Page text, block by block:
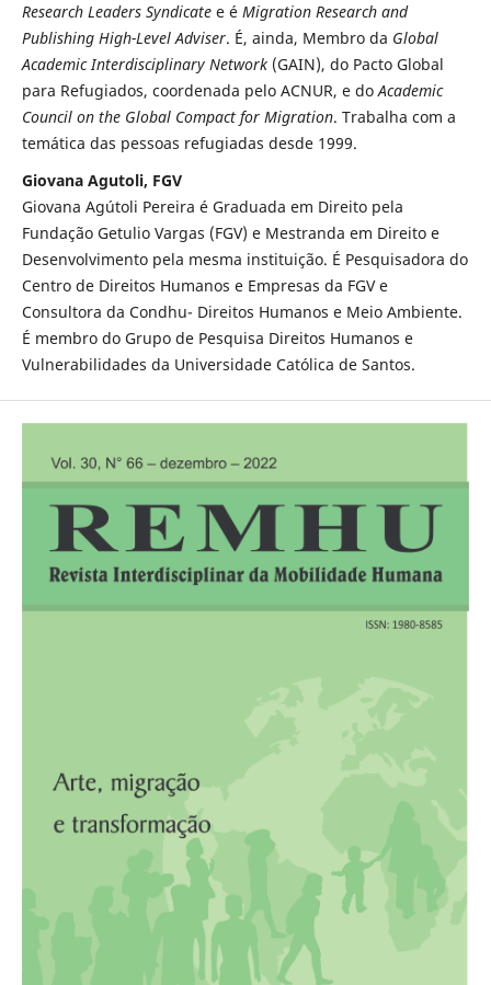
Research Leaders Syndicatee é Migration Research and
Publishing High-Level Adviser. É, ainda, Membro da Global
Academic Interdisciplinary Network(GAIN), do Pacto Global
para Refugiados, coordenada pelo ACNUR, e doAcademic
Council on the Global Compact for Migration. Trabalha com a
temática das pessoas refugiadas desde 1999.
Giovana Agutoli, FGV
Giovana Agútoli Pereira é Graduada em Direito pela
Fundação Getulio Vargas (FGV) e Mestranda em Direito e
Desenvolvimento pela mesma instituição. É Pesquisadora do
Centro de Direitos Humanos e Empresas da FGV e
Consultora da Condhu- Direitos Humanos e Meio Ambiente.
É membro do Grupo de Pesquisa Direitos Humanos e
Vulnerabilidades da Universidade Católica de Santos.